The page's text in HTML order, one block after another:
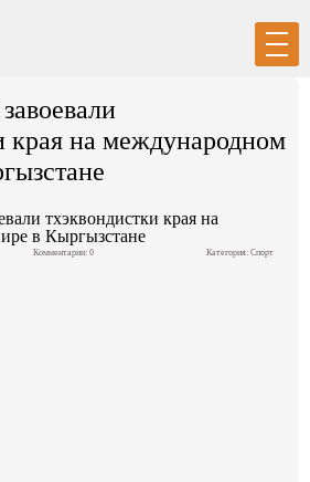
Политика
края на международном
Комментарии: 0 Категория: Спорт